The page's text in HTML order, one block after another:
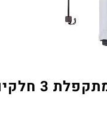
חלקים – מיסט